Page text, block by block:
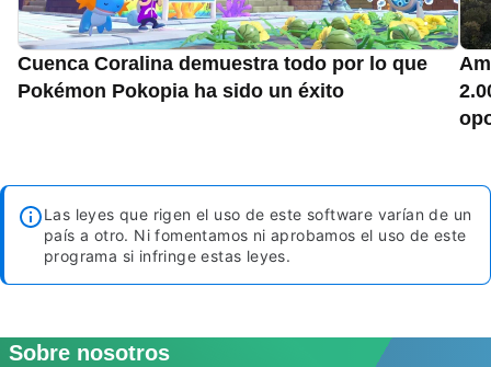
Cuenca Coralina demuestra todo por lo que
Pokémon Pokopia ha sido un éxito
Las leyes que rigen el uso de este software varían de un
país a otro. Ni fomentamos ni aprobamos el uso de este
programa si infringe estas leyes.
Sobre nosotros